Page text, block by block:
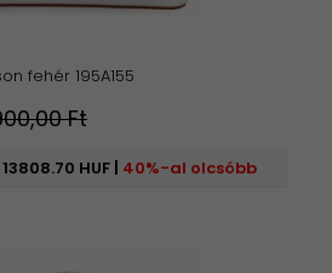
fehér 195A155
Ft
13808.70 HUF 40%-al olcsóbb